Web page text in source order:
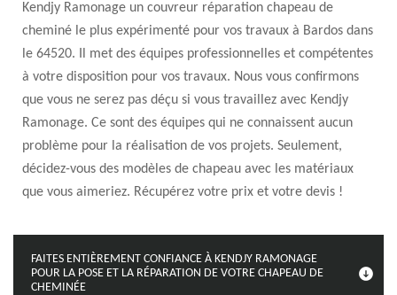
Kendjy Ramonage un couvreur réparation chapeau de
cheminé le plus expérimenté pour vos travaux à Bardos dans
le 64520. Il met des équipes professionnelles et compétentes
à votre disposition pour vos travaux. Nous vous confirmons
que vous ne serez pas déçu si vous travaillez avec Kendjy
Ramonage. Ce sont des équipes qui ne connaissent aucun
problème pour la réalisation de vos projets. Seulement,
décidez-vous des modèles de chapeau avec les matériaux
que vous aimeriez. Récupérez votre prix et votre devis !
FAITES ENTIÈREMENT CONFIANCE À KENDJY RAMONAGE
POUR LA POSE ET LA RÉPARATION DE VOTRE CHAPEAU DE
CHEMINÉE